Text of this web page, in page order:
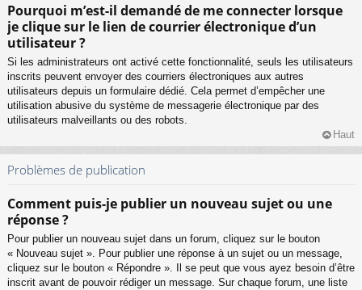
Pourquoi m’est-il demandé de me connecter lorsque
je clique sur le lien de courrier électronique d’un
utilisateur ?
Si les administrateurs ont activé cette fonctionnalité, seuls les utilisateurs
inscrits peuvent envoyer des courriers électroniques aux autres
utilisateurs depuis un formulaire dédié. Cela permet d’empêcher une
utilisation abusive du système de messagerie électronique par des
utilisateurs malveillants ou des robots.
Haut
Problèmes de publication
Comment puis-je publier un nouveau sujet ou une
réponse ?
Pour publier un nouveau sujet dans un forum, cliquez sur le bouton
« Nouveau sujet ». Pour publier une réponse à un sujet ou un message,
cliquez sur le bouton « Répondre ». Il se peut que vous ayez besoin d’être
inscrit avant de pouvoir rédiger un message. Sur chaque forum, une liste